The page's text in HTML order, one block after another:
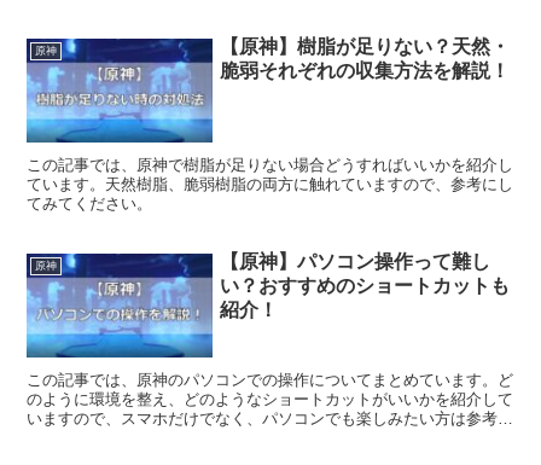
原神
【原神】樹脂が足りない？天然・
脆弱それぞれの収集方法を解説！
この記事では、原神で樹脂が足りない場合どうすればいいかを紹介し
ています。天然樹脂、脆弱樹脂の両方に触れていますので、参考にし
てみてください。
原神
【原神】パソコン操作って難し
い？おすすめのショートカットも
紹介！
この記事では、原神のパソコンでの操作についてまとめています。ど
のように環境を整え、どのようなショートカットがいいかを紹介して
いますので、スマホだけでなく、パソコンでも楽しみたい方は参考に